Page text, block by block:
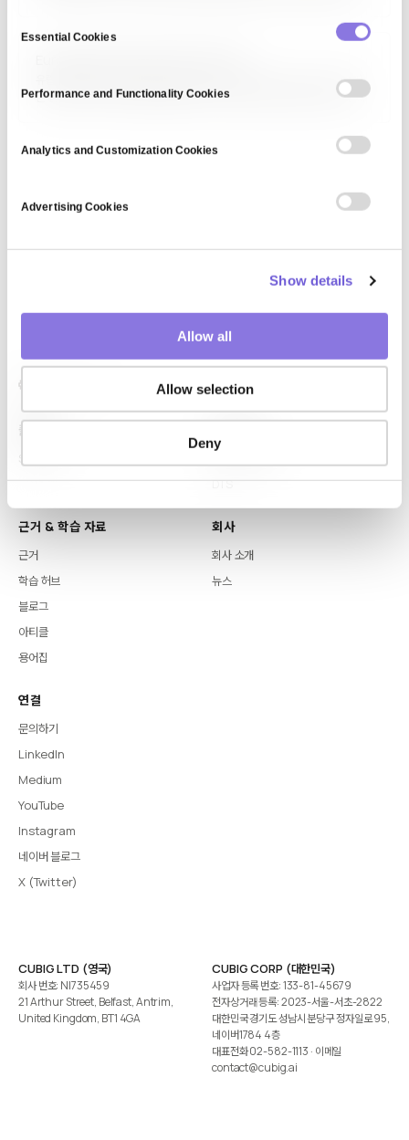
Essential Cookies
Performance and Functionality Cookies
Analytics and Customization Cookies
Advertising Cookies
Show details
Allow all
Allow selection
Deny
연구·기업 활용이 가능합니다. 오픈 데이터를 통한 투명성, 혁신, 경제 가치
창출이 목적입니다.
유럽 금융 데이터 기관(European Financial Data Institute, EFDI)
은 금융 시장 데이터의 품질·표준화·접근성 개선을 위해 설립된 유럽 차원의
제공합니다.
플랫폼
DTS
근거 & 학습 자료
근거
학습 허브
블로그
아티클
용어집
회사
회사 소개
뉴스
연결
문의하기
LinkedIn
Medium
YouTube
Instagram
네이버 블로그
X (Twitter)
CUBIG LTD (영국)
회사 번호: NI735459
21 Arthur Street, Belfast, Antrim,
United Kingdom, BT1 4GA
CUBIG CORP (대한민국)
사업자 등록 번호: 133-81-45679
전자상거래 등록: 2023-서울-서초-2822
대한민국 경기도 성남시 분당구 정자일로 95,
네이버1784 4층
대표전화02-582-1113 · 이메일
contact@cubig.ai